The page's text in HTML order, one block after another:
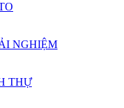
NGHIỆM
THỰ